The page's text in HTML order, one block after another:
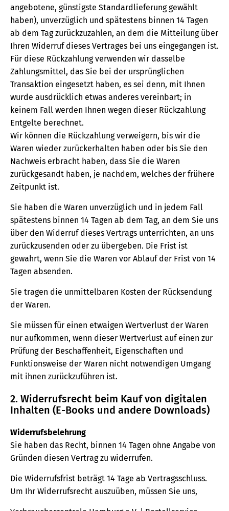
angebotene, günstigste Standardlieferung gewählt
haben), unverzüglich und spätestens binnen 14 Tagen
ab dem Tag zurückzuzahlen, an dem die Mitteilung über
Ihren Widerruf dieses Vertrages bei uns eingegangen ist.
Für diese Rückzahlung verwenden wir dasselbe
Zahlungsmittel, das Sie bei der ursprünglichen
Transaktion eingesetzt haben, es sei denn, mit Ihnen
wurde ausdrücklich etwas anderes vereinbart; in
keinem Fall werden Ihnen wegen dieser Rückzahlung
Entgelte berechnet.
Wir können die Rückzahlung verweigern, bis wir die
Waren wieder zurückerhalten haben oder bis Sie den
Nachweis erbracht haben, dass Sie die Waren
zurückgesandt haben, je nachdem, welches der frühere
Zeitpunkt ist.
Sie haben die Waren unverzüglich und in jedem Fall
spätestens binnen 14 Tagen ab dem Tag, an dem Sie uns
über den Widerruf dieses Vertrags unterrichten, an uns
zurückzusenden oder zu übergeben. Die Frist ist
gewahrt, wenn Sie die Waren vor Ablauf der Frist von 14
Tagen absenden.
Sie tragen die unmittelbaren Kosten der Rücksendung
der Waren.
Sie müssen für einen etwaigen Wertverlust der Waren
nur aufkommen, wenn dieser Wertverlust auf einen zur
Prüfung der Beschaffenheit, Eigenschaften und
Funktionsweise der Waren nicht notwendigen Umgang
mit ihnen zurückzuführen ist.
2. Widerrufsrecht beim Kauf von digitalen
Inhalten (E-Books und andere Downloads)
Widerrufsbelehrung
Sie haben das Recht, binnen 14 Tagen ohne Angabe von
Gründen diesen Vertrag zu widerrufen.
Die Widerrufsfrist beträgt 14 Tage ab Vertragsschluss.
Um Ihr Widerrufsrecht auszuüben, müssen Sie uns,